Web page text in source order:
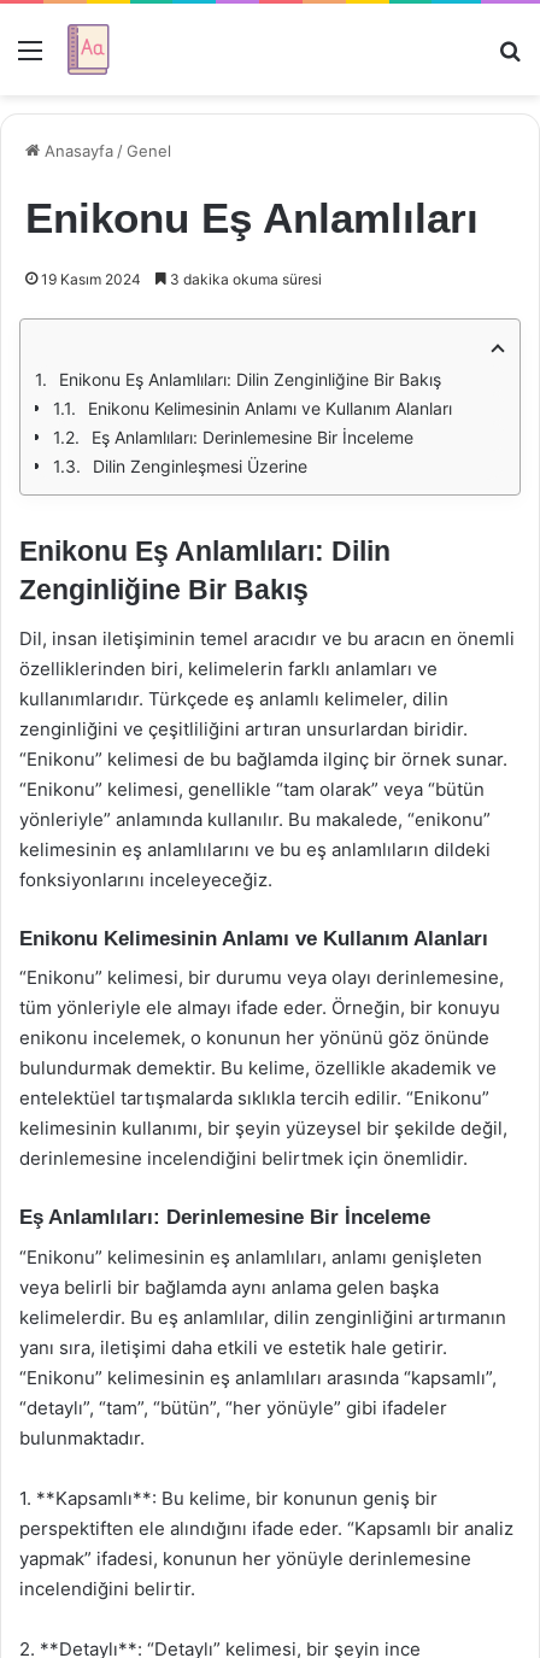
Menü
Anasayfa /Genel
Enikonu Eş Anlamlıları
19 Kasım 2024 3 dakika okuma süresi
Enikonu Eş Anlamlıları: Dilin Zenginliğine Bir Bakış
Enikonu Kelimesinin Anlamı ve Kullanım Alanları
Eş Anlamlıları: Derinlemesine Bir İnceleme
Dilin Zenginleşmesi Üzerine
Enikonu Eş Anlamlıları: Dilin
Zenginliğine Bir Bakış
Dil, insan iletişiminin temel aracıdır ve bu aracın en önemli
özelliklerinden biri, kelimelerin farklı anlamları ve
kullanımlarıdır. Türkçede eş anlamlı kelimeler, dilin
zenginliğini ve çeşitliliğini artıran unsurlardan biridir.
“Enikonu” kelimesi de bu bağlamda ilginç bir örnek sunar.
“Enikonu” kelimesi, genellikle “tam olarak” veya “bütün
yönleriyle” anlamında kullanılır. Bu makalede, “enikonu”
kelimesinin eş anlamlılarını ve bu eş anlamlıların dildeki
fonksiyonlarını inceleyeceğiz.
Enikonu Kelimesinin Anlamı ve Kullanım Alanları
“Enikonu” kelimesi, bir durumu veya olayı derinlemesine,
tüm yönleriyle ele almayı ifade eder. Örneğin, bir konuyu
enikonu incelemek, o konunun her yönünü göz önünde
bulundurmak demektir. Bu kelime, özellikle akademik ve
entelektüel tartışmalarda sıklıkla tercih edilir. “Enikonu”
kelimesinin kullanımı, bir şeyin yüzeysel bir şekilde değil,
derinlemesine incelendiğini belirtmek için önemlidir.
Eş Anlamlıları: Derinlemesine Bir İnceleme
“Enikonu” kelimesinin eş anlamlıları, anlamı genişleten
veya belirli bir bağlamda aynı anlama gelen başka
kelimelerdir. Bu eş anlamlılar, dilin zenginliğini artırmanın
yanı sıra, iletişimi daha etkili ve estetik hale getirir.
“Enikonu” kelimesinin eş anlamlıları arasında “kapsamlı”,
“detaylı”, “tam”, “bütün”, “her yönüyle” gibi ifadeler
bulunmaktadır.
1. **Kapsamlı**: Bu kelime, bir konunun geniş bir
perspektiften ele alındığını ifade eder. “Kapsamlı bir analiz
yapmak” ifadesi, konunun her yönüyle derinlemesine
incelendiğini belirtir.
2. **Detaylı**: “Detaylı” kelimesi, bir şeyin ince